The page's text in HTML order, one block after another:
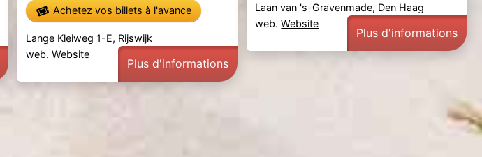
Achetez vos billets à l'avance
Lange Kleiweg 1-E, Rijswijk
web.Website
Plus d'informations
Laan van 's-Gravenmade, Den Haag
web.Website
Plus d'informations